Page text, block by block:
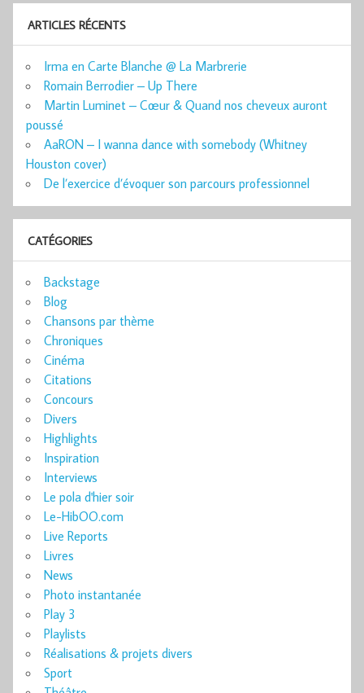
ARTICLES RÉCENTS
Irma en Carte Blanche @ La Marbrerie
Romain Berrodier – Up There
Martin Luminet – Cœur & Quand nos cheveux auront
poussé
AaRON – I wanna dance with somebody (Whitney
Houston cover)
De l’exercice d’évoquer son parcours professionnel
CATÉGORIES
Backstage
Blog
Chansons par thème
Chroniques
Cinéma
Citations
Concours
Divers
Highlights
Inspiration
Interviews
Le pola d'hier soir
Le-HibOO.com
Live Reports
Livres
News
Photo instantanée
Play 3
Playlists
Réalisations & projets divers
Sport